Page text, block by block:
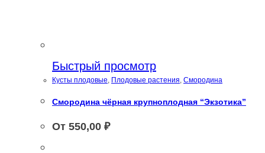
Быстрый просмотр
Кусты плодовые, Плодовые растения, Смородина
Смородина чёрная крупноплодная “Экзотика”
От 550,00 ₽